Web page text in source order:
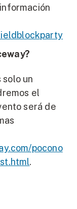
solo un
el
será de
pocono
.